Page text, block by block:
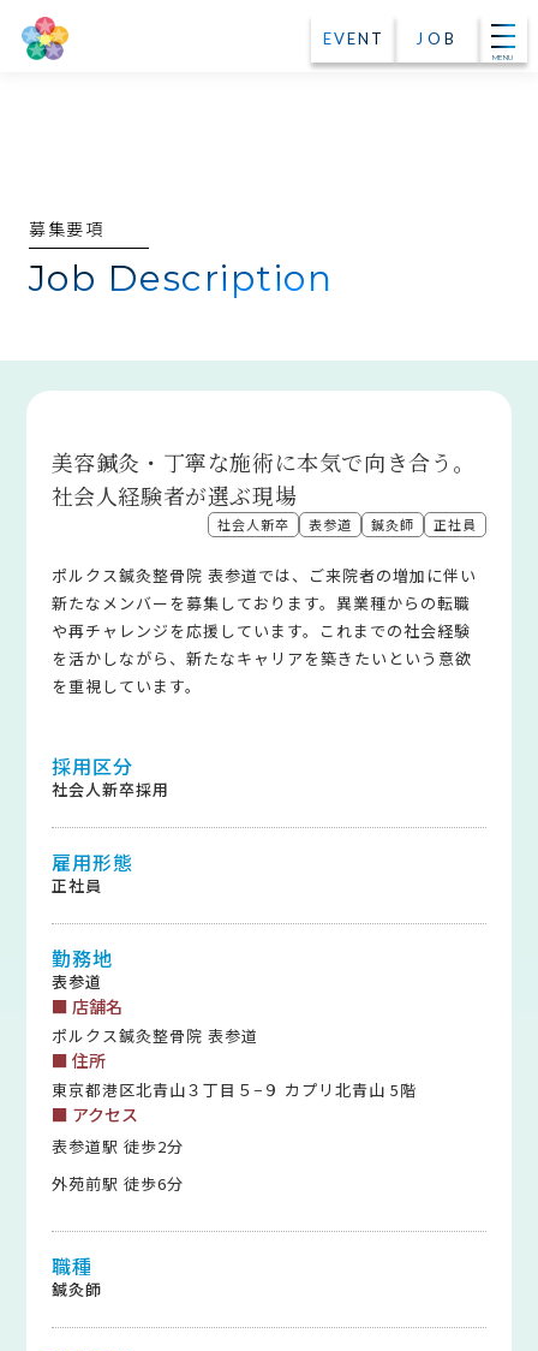
EVENT JOB
MENU
募集要項
Job Description
美容鍼灸・丁寧な施術に本気で向き合う。
社会人経験者が選ぶ現場
社会人新卒 表参道 鍼灸師 正社員
ポルクス鍼灸整骨院 表参道では、ご来院者の増加に伴い
新たなメンバーを募集しております。異業種からの転職
や再チャレンジを応援しています。これまでの社会経験
を活かしながら、新たなキャリアを築きたいという意欲
を重視しています。
採用区分
社会人新卒採用
雇用形態
正社員
勤務地
表参道
■ 店舗名
ポルクス鍼灸整骨院 表参道
■ 住所
東京都港区北青山３丁目５−９ カプリ北青山 5階
■ アクセス
表参道駅 徒歩2分
外苑前駅 徒歩6分
職種
鍼灸師